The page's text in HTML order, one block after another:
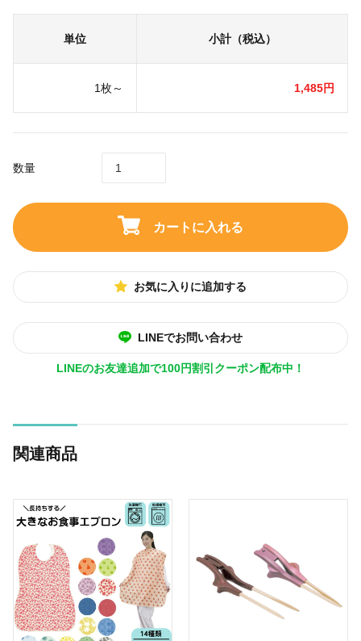
単位 小計（税込）
1枚～ 1,485円
数量
カートに入れる
お気に入りに追加する
LINEでお問い合わせ
LINEのお友達追加で100円割引クーポン配布中！
関連商品